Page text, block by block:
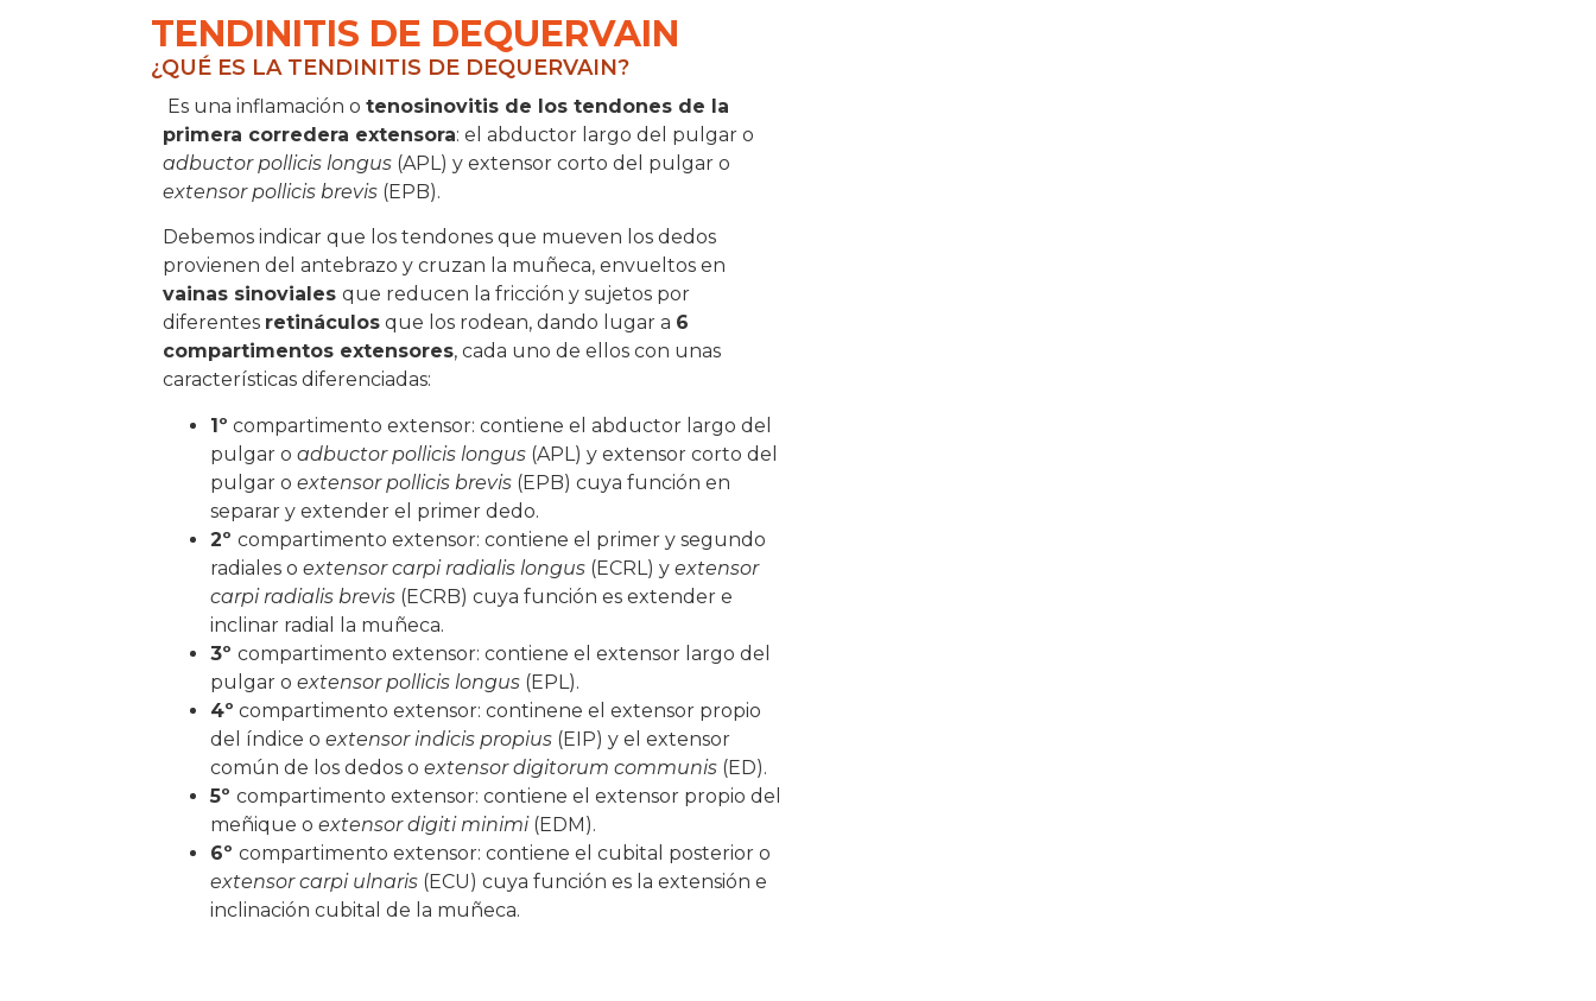
TENDINITIS DE DEQUERVAIN
¿QUÉ ES LA TENDINITIS DE DEQUERVAIN?
Es una inflamación o tenosinovitis de los tendones de la
primera corredera extensora: el abductor largo del pulgar o
adbuctor pollicis longus (APL) y extensor corto del pulgar o
extensor pollicis brevis (EPB).
Debemos indicar que los tendones que mueven los dedos
provienen del antebrazo y cruzan la muñeca, envueltos en
vainas sinoviales que reducen la fricción y sujetos por
diferentes retináculos que los rodean, dando lugar a 6
compartimentos extensores, cada uno de ellos con unas
características diferenciadas:
1º compartimento extensor: contiene el abductor largo del
pulgar o adbuctor pollicis longus (APL) y extensor corto del
pulgar o extensor pollicis brevis (EPB) cuya función en
separar y extender el primer dedo.
2º compartimento extensor: contiene el primer y segundo
radiales o extensor carpi radialis longus (ECRL) y extensor
carpi radialis brevis (ECRB) cuya función es extender e
inclinar radial la muñeca.
3º compartimento extensor: contiene el extensor largo del
pulgar o extensor pollicis longus (EPL).
4º compartimento extensor: continene el extensor propio
del índice o extensor indicis propius (EIP) y el extensor
común de los dedos o extensor digitorum communis (ED).
5º compartimento extensor: contiene el extensor propio del
meñique o extensor digiti minimi (EDM).
6º compartimento extensor: contiene el cubital posterior o
extensor carpi ulnaris (ECU) cuya función es la extensión e
inclinación cubital de la muñeca.